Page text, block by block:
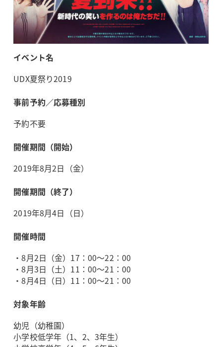
イベント名
UDX夏祭り2019
事前予約／応募種別
予約不要
開催期間（開始）
2019年8月2日（金）
開催期間（終了）
2019年8月4日（日）
開催時間
・8月2日（金）17：00～22：00
・8月3日（土）11：00～21：00
・8月4日（日）11：00～21：00
対象年齢
幼児（幼稚園）
小学校低学年（1、2、3年生）